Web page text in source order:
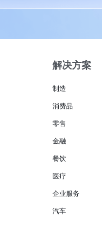
解决方案
制造
消费品
零售
金融
餐饮
医疗
企业服务
汽车